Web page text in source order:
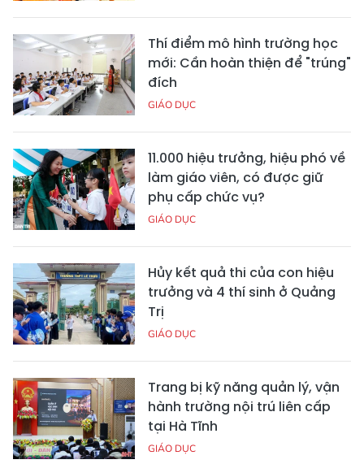
Thí điểm mô hình trường học
mới: Cần hoàn thiện để "trúng"
đích
GIÁO DỤC
11.000 hiệu trưởng, hiệu phó về
làm giáo viên, có được giữ
phụ cấp chức vụ?
GIÁO DỤC
Hủy kết quả thi của con hiệu
trưởng và 4 thí sinh ở Quảng
Trị
GIÁO DỤC
Trang bị kỹ năng quản lý, vận
hành trường nội trú liên cấp
tại Hà Tĩnh
GIÁO DỤC